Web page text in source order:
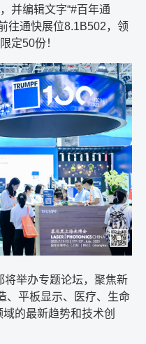
并编辑文字“#百年通
往通快展位8.1B502，领
定50份！
将举办专题论坛，聚焦新
、平板显示、医疗、生命
的最新趋势和技术创